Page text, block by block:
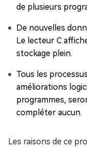
de plusieurs
De nouvelles
Le lecteur C
stockage plein.
Tous les
améliorations
programmes,
compléter aucun.
Les raisons de ce